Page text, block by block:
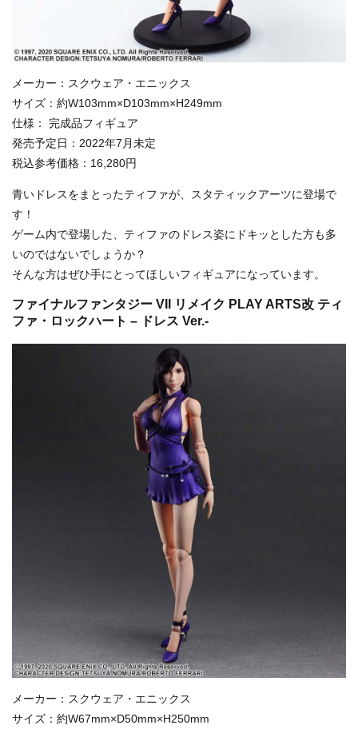
メーカー：スクウェア・エニックス
サイズ：約W103mm×D103mm×H249mm
仕様： 完成品フィギュア
発売予定日：2022年7月未定
税込参考価格：16,280円
青いドレスをまとったティファが、スタティックアーツに登場で
す！
ゲーム内で登場した、ティファのドレス姿にドキッとした方も多
いのではないでしょうか？
そんな方はぜひ手にとってほしいフィギュアになっています。
ファイナルファンタジー VII リメイク PLAY ARTS改 ティ
ファ・ロックハート – ドレス Ver.-
メーカー：スクウェア・エニックス
サイズ：約W67mm×D50mm×H250mm